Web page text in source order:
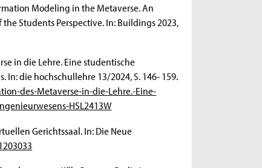
Modeling in the Metaverse. An
Students Perspective. In: Buildings 2023,
in die Lehre. Eine studentische
die hochschullehre 13/2024, S. 146- 159.
des-Metaverse-in-die-Lehre.-Eine-
HSL2413W
Gerichtssaal. In: Die Neue